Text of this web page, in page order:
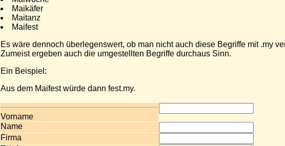
Maikäfer
Maitanz
Maifest
Es wäre dennoch überlegenswert, ob man nicht auch diese Begriffe mit .my
Zumeist ergeben auch die umgestellten Begriffe durchaus Sinn.
Ein Beispiel:
Aus dem Maifest würde dann fest.my.
Vorname
Name
Firma